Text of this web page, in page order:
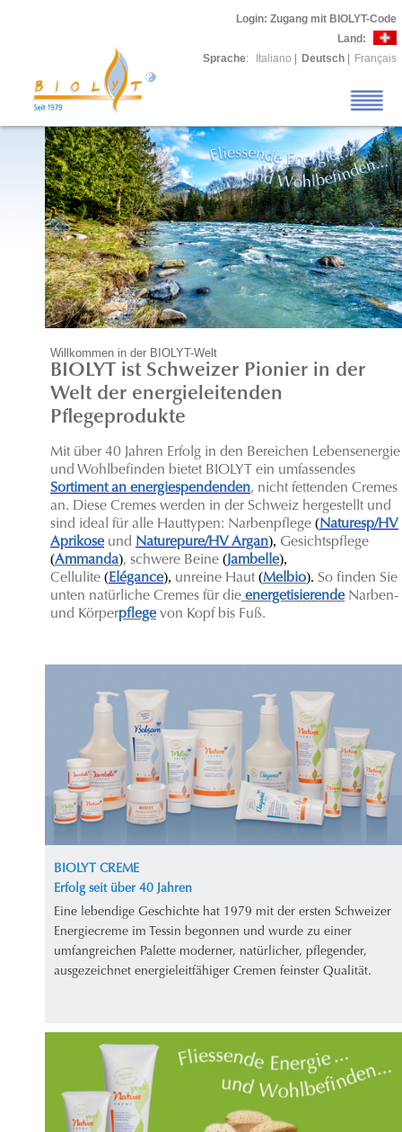
Login: Zugang mit BIOLYT-Code
Land:
Sprache: Italiano Deutsch Français
Willkommen in der BIOLYT-Welt
BIOLYT ist Schweizer Pionier in der
Welt der energieleitenden
Pflegeprodukte
Mit über 40 Jahren Erfolg in den Bereichen Lebensenergie
und Wohlbefinden bietet BIOLYT ein umfassendes
Sortiment an energiespendenden, nicht fettenden Cremes
an. Diese Cremes werden in der Schweiz hergestellt und
sind ideal für alle Hauttypen: Narbenpflege (Naturesp/HV
Aprikose und Naturepure/HV Argan), Gesichtspflege
(Ammanda), schwere Beine (Jambelle),
Cellulite (Elégance), unreine Haut (Melbio). So finden Sie
unten natürliche Cremes für die energetisierendeNarben-
und Körperpflegevon Kopf bis Fuß.
BIOLYT CREME
Erfolg seit über 40 Jahren
Eine lebendige Geschichte hat 1979 mit der ersten Schweizer
Energiecreme im Tessin begonnen und wurde zu einer
umfangreichen Palette moderner, natürlicher, pflegender,
ausgezeichnet energieleitfähiger Cremen feinster Qualität.